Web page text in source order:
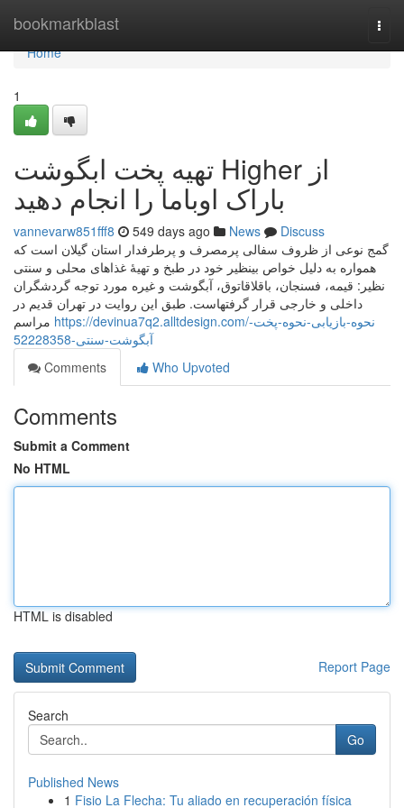
bookmarkblast
Home
Home
1
تهیه پخت ابگوشت Higher از
باراک اوباما را انجام دهید
vannevarw851fff8 549 days ago News
Discuss
گمج نوعی از ظروف سفالی پرمصرف و پرطرفدار استان گیلان است که
همواره به دلیل خواص بینظیر خود در طبخ و تهیهٔ غذاهای محلی و سنتی
نظیر: قیمه، فسنجان، باقلاقاتوق، آبگوشت و غیره مورد توجه گردشگران
داخلی و خارجی قرار گرفتهاست. طبق این روایت در تهران قدیم در
https://devinua7q2.alltdesign.com/نحوه-بازیابی-نحوه-پخت-
آبگوشت-سنتی-52228358
Comments
Who Upvoted
Comments
Submit a Comment
No HTML
HTML is disabled
Report Page
Search
Go
Published News
1 Fisio La Flecha: Tu aliado en recuperación física